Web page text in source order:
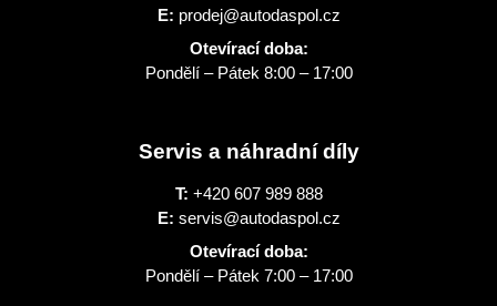
E: prodej@autodaspol.cz
Otevírací doba:
Pondělí – Pátek 8:00 – 17:00
Servis a náhradní díly
T: +420 607 989 888
E: servis@autodaspol.cz
Otevírací doba:
Pondělí – Pátek 7:00 – 17:00